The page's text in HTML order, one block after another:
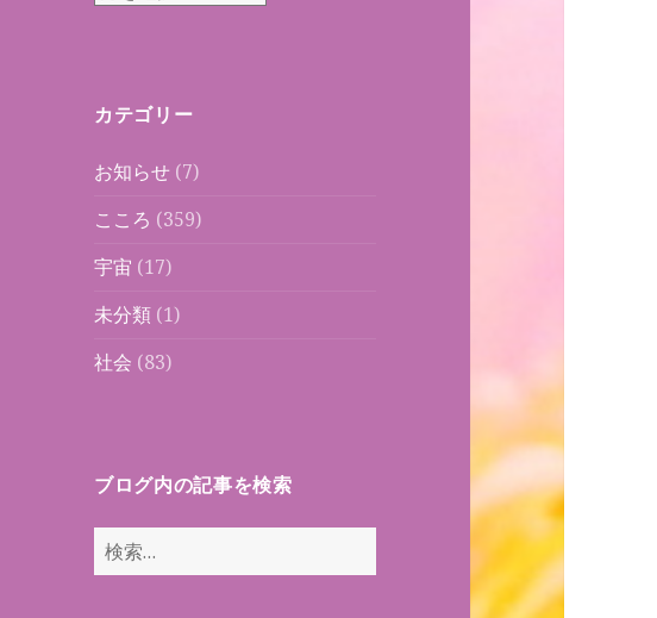
ブ
カテゴリー
お知らせ (7)
こころ (359)
宇宙 (17)
未分類 (1)
社会 (83)
ブログ内の記事を検索
検
索: